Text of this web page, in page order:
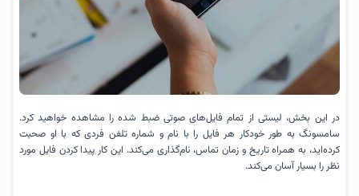
در این بخش، لیستی از تمام فایل‌های صوتی ضبط شده را مشاهده خواهید کرد.
سامسونگ به طور خودکار هر فایل را با نام و شماره تلفن فردی که با او صحبت
کرده‌اید، به همراه تاریخ و زمان تماس، نام‌گذاری می‌کند. این کار پیدا کردن فایل مورد
نظر را بسیار آسان می‌کند.